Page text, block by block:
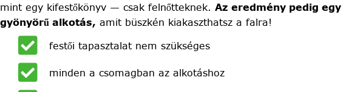
mint egy kifestőkönyv — csak felnőtteknek. Az eredmény pedig egy
gyönyörű alkotás, amit büszkén kiakaszthatsz a falra!
festői tapasztalat nem szükséges
minden a csomagban az alkotáshoz